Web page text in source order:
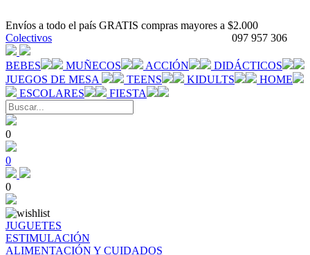
Envíos a todo el país GRATIS compras mayores a $2.000
097 957 306
Colectivos
BEBES MUÑECOS ACCIÓN
DIDÁCTICOS
JUEGOS DE MESA
TEENS KIDULTS
HOME
ESCOLARES
FIESTA
0
0
0
JUGUETES
ESTIMULACIÓN
ALIMENTACIÓN Y CUIDADOS